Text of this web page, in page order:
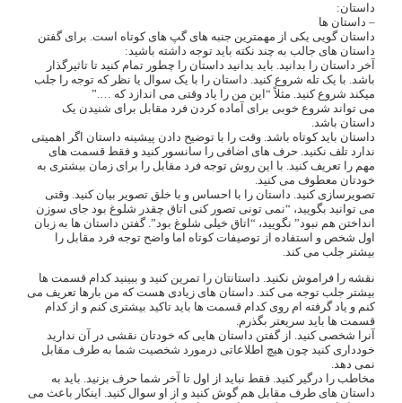
داستان:
– داستان ها
داستان گویی یکی از مهمترین جنبه های گپ های کوتاه است. برای گفتن
داستان های جالب به چند نکته باید توجه داشته باشید:
آخر داستان را بدانید. باید بدانید داستان را چطور تمام کنید تا تاثیرگذار
باشد. با یک تله شروع کنید. داستان را با یک سوال یا نظر که توجه را جلب
میکند شروع کنید. مثلاً “این من را یاد وقتی می اندازد که ….”
می تواند شروع خوبی برای آماده کردن فرد مقابل برای شنیدن یک
داستان باشد.
داستان باید کوتاه باشد. وقت را با توضیح دادن پیشینه داستان اگر اهمیتی
ندارد تلف نکنید. حرف های اضافی را سانسور کنید و فقط قسمت های
مهم را تعریف کنید. با این روش توجه فرد مقابل را برای زمان بیشتری به
خودتان معطوف می کنید.
تصویرسازی کنید. داستان را با احساس و با خلق تصویر بیان کنید. وقتی
می توانید بگویید، “نمی تونی تصور کنی اتاق چقدر شلوغ بود جای سوزن
انداختن هم نبود” نگویید، “اتاق خیلی شلوغ بود”. گفتن داستان ها به زبان
اول شخص و استفاده از توصیفات کوتاه اما واضح توجه فرد مقابل را
بیشتر جلب می کند.
نقشه را فراموش نکنید. داستانتان را تمرین کنید و ببینید کدام قسمت ها
بیشتر جلب توجه می کند. داستان های زیادی هست که من بارها تعریف می
کنم و یاد گرفته ام روی کدام قسمت ها باید تاکید بیشتری کنم و از کدام
قسمت ها باید سریعتر بگذرم.
آنرا شخصی کنید. از گفتن داستان هایی که خودتان نقشی در آن ندارید
خودداری کنید چون هیچ اطلاعاتی درمورد شخصیت شما به طرف مقابل
نمی دهد.
مخاطب را درگیر کنید. فقط نباید از اول تا آخر شما حرف بزنید. باید به
داستان های طرف مقابل هم گوش کنید و از او سوال کنید. اینکار باعث می